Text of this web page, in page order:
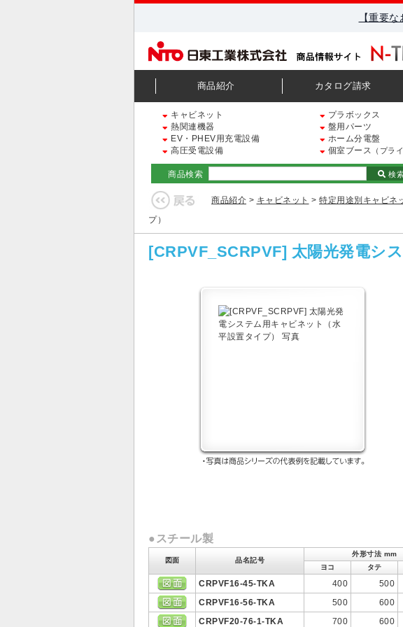
【重要
商品紹介 カタログ請求
キャビネット プラボックス
熱関連機器
盤用パーツ
EV・PHEV用充電設備
ホーム分電盤
高圧受電設備
個室ブース （プラ
商品検索 検
商品紹介 > キャビネット > 特定用途別キャビネ
プ）
[CRPVF_SCRPVF] 太陽光発電シ
●スチール製
図面 品名記号
外形寸法 mm
ヨコ
タテ
CRPVF16-45-TKA 400 500
CRPVF16-56-TKA
500 600
CRPVF20-76-1-TKA
700 600